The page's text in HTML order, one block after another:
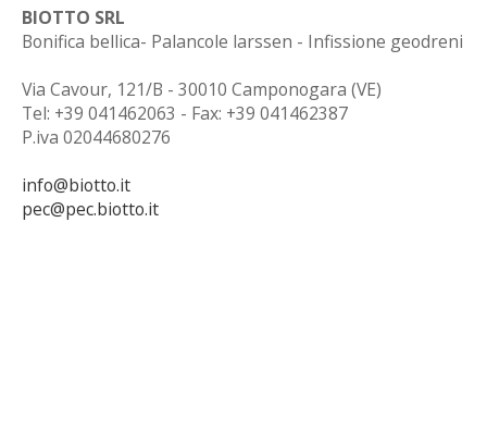
BIOTTO SRL
Bonifica bellica- Palancole larssen - Infissione geodreni
Via Cavour, 121/B - 30010 Camponogara (VE)
Tel: +39 041462063 - Fax: +39 041462387
P.iva 02044680276
info@biotto.it
pec@pec.biotto.it